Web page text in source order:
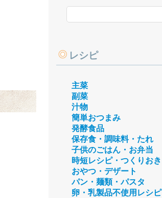
レシピ
主菜
副菜
汁物
簡単おつまみ
発酵食品
保存食・調味料・たれ
子供のごはん・お弁当
時短レシピ・つくりおき
おやつ・デザート
パン・麺類・パスタ
卵・乳製品不使用レシピ